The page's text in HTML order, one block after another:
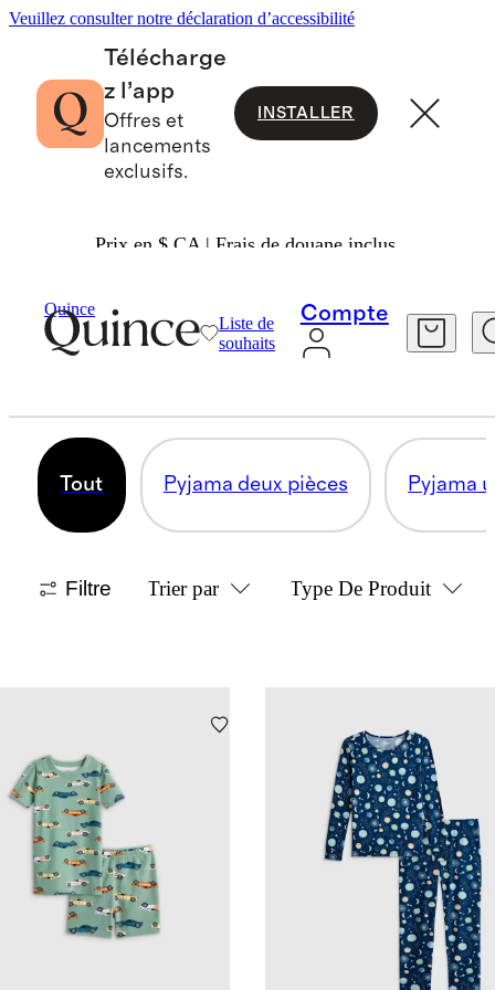
Veuillez consulter notre déclaration d’accessibilité
Télécharge
z l’app
Offres et
lancements
exclusifs.
INSTALLER
Prix en $ CA | Frais de douane inclus.
Quince
Liste de
souhaits
Compte
Petit Garçon Vêtements De Nuit
PYJAMAS POUR PETIT GARÇON
Tout Pyjama deux pièces Pyjama
Filtre Trier par Type De Produit